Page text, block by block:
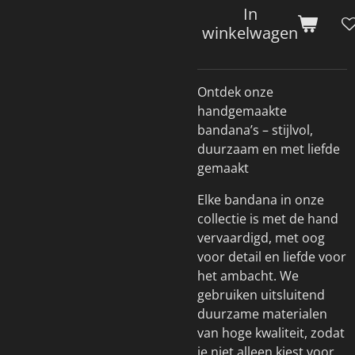
In
winkelwagen
Ontdek onze
handgemaakte
bandana’s – stijlvol,
duurzaam en met liefde
gemaakt
Elke bandana in onze
collectie is met de hand
vervaardigd, met oog
voor detail en liefde voor
het ambacht. We
gebruiken uitsluitend
duurzame materialen
van hoge kwaliteit, zodat